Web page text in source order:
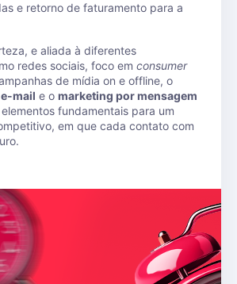
e retorno de faturamento para a
e aliada à diferentes
redes sociais, foco em consumer
de mídia on e offline, o
mail e o marketing por mensagem
fundamentais para um
em que cada contato com